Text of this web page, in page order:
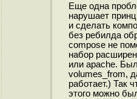
Еще одна
нарушает
и сделать
без ребилда
compose не
набор
или apache.
volumes_from,
работает.) Так
этого можно